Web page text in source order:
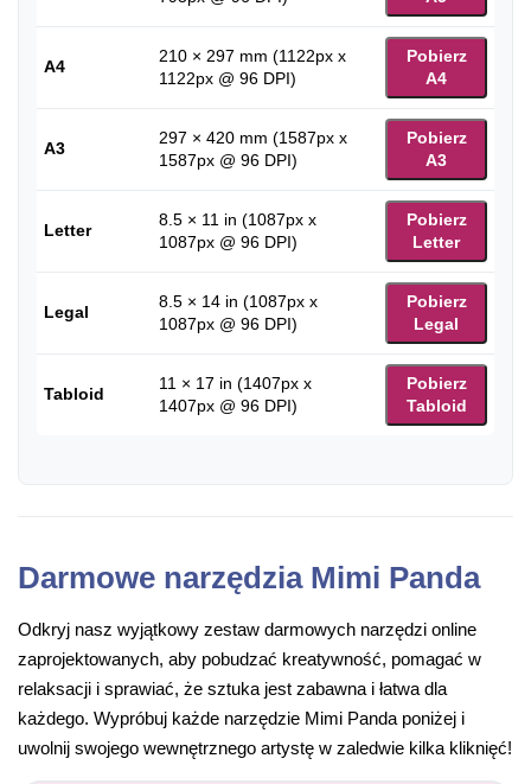
A4
210 × 297 mm (1122px x
1122px @ 96 DPI)
Pobierz
A4
A3
297 × 420 mm (1587px x
1587px @ 96 DPI)
Pobierz
A3
Letter
8.5 × 11 in (1087px x
1087px @ 96 DPI)
Pobierz
Letter
Legal
8.5 × 14 in (1087px x
1087px @ 96 DPI)
Pobierz
Legal
Tabloid
11 × 17 in (1407px x
1407px @ 96 DPI)
Pobierz
Tabloid
Darmowe narzędzia Mimi Panda
Odkryj nasz wyjątkowy zestaw darmowych narzędzi online
zaprojektowanych, aby pobudzać kreatywność, pomagać w
relaksacji i sprawiać, że sztuka jest zabawna i łatwa dla
każdego. Wypróbuj każde narzędzie Mimi Panda poniżej i
uwolnij swojego wewnętrznego artystę w zaledwie kilka kliknięć!